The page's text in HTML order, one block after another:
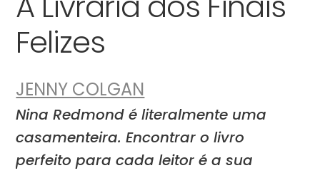
Felizes
JENNY COLGAN
Nina Redmond é literalmente uma
casamenteira. Encontrar o livro
perfeito para cada leitor é a sua